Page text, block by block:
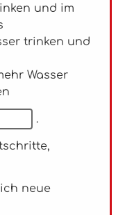
und im
trinken und
Wasser
.
neue